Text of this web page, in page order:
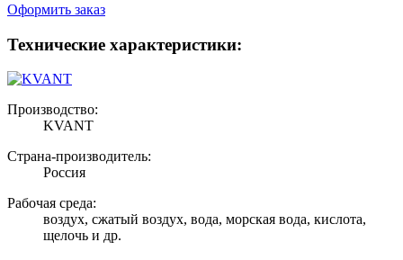
Оформить заказ
Технические характеристики:
Производство:
KVANT
Страна-производитель:
Россия
Рабочая среда:
воздух, сжатый воздух, вода, морская вода, кислота,
щелочь и др.